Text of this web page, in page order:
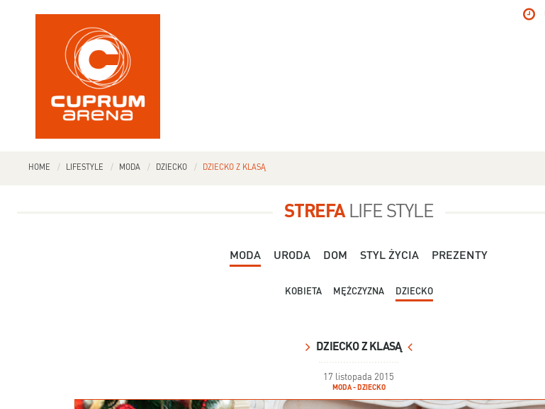
HOME LIFESTYLE MODA DZIECKO DZIECKO Z KLASĄ
STREFALIFE STYLE
MODA URODA DOM STYL ŻYCIA PREZENTY
KOBIETA MĘŻCZYZNA DZIECKO
DZIECKO Z KLASĄ
17 listopada 2015
MODA - DZIECKO
Dla Niej - Orsay - 119,99 zł